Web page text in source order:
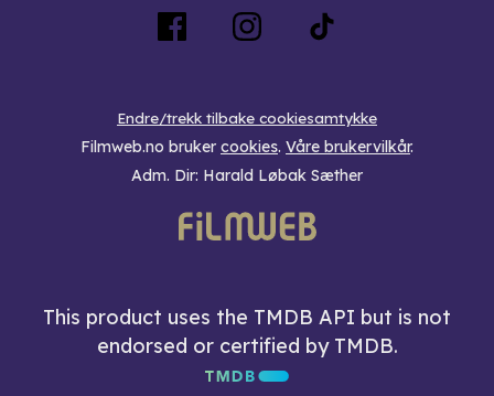
Endre/trekk tilbake cookiesamtykke
Filmweb.no bruker cookies. Våre brukervilkår.
Adm. Dir: Harald Løbak Sæther
This product uses the TMDB API but is not
endorsed or certified by TMDB.